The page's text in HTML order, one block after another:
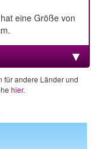
eine Größe von
für andere Länder und
hier.